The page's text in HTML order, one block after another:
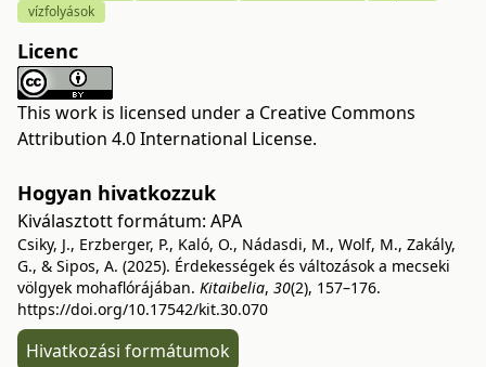
vízfolyások
Licenc
This work is licensed under a Creative Commons
Attribution 4.0 International License.
Hogyan hivatkozzuk
Kiválasztott formátum: APA
Csiky, J., Erzberger, P., Kaló, O., Nádasdi, M., Wolf, M., Zakály,
G., & Sipos, A. (2025). Érdekességek és változások a mecseki
völgyek mohaflórájában. Kitaibelia, 30(2), 157–176.
https://doi.org/10.17542/kit.30.070
Hivatkozási formátumok